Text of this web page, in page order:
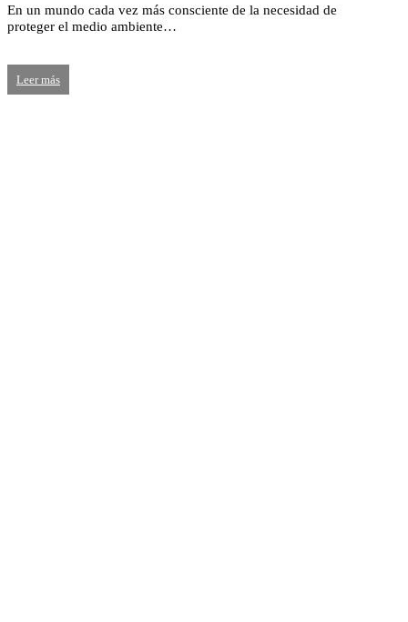
En un mundo cada vez más consciente de la necesidad de
proteger el medio ambiente…
Leer más